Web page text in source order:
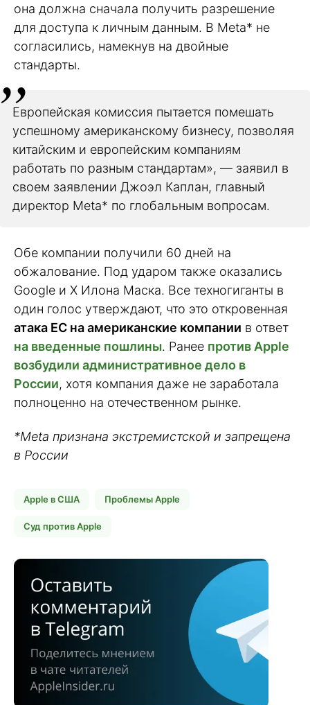
она должна сначала получить разрешение
для доступа к личным данным. В Meta* не
согласились, намекнув на двойные
стандарты.
Европейская комиссия пытается помешать
успешному американскому бизнесу, позволяя
китайским и европейским компаниям
работать по разным стандартам», — заявил в
своем заявлении Джоэл Каплан, главный
директор Meta* по глобальным вопросам.
Обе компании получили 60 дней на
обжалование. Под ударом также оказались
Google и X Илона Маска. Все техногиганты в
один голос утверждают, что это откровенная
атака ЕС на американские компании в ответ
на введенные пошлины. Ранее против Apple
возбудили административное дело в
России, хотя компания даже не заработала
полноценно на отечественном рынке.
*Meta признана экстремистской и запрещена
в России
Apple в США Проблемы Apple
Суд против Apple